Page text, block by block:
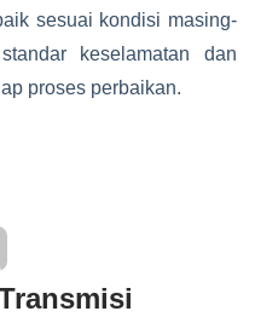
sesuai kondisi masing-
keselamatan dan
proses perbaikan.